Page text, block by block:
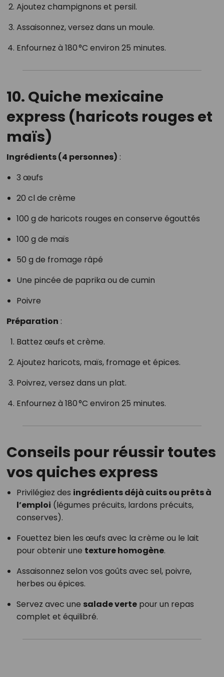
Ajoutez champignons et persil.
Assaisonnez, versez dans un moule.
Enfournez à 180 °C environ 25 minutes.
10. Quiche mexicaine
express (haricots rouges et
maïs)
Ingrédients (4 personnes) :
3 œufs
20 cl de crème
100 g de haricots rouges en conserve égouttés
100 g de maïs
50 g de fromage râpé
Une pincée de paprika ou de cumin
Poivre
Préparation :
Battez œufs et crème.
Ajoutez haricots, maïs, fromage et épices.
Poivrez, versez dans un plat.
Enfournez à 180 °C environ 25 minutes.
Conseils pour réussir toutes
vos quiches express
Privilégiez des ingrédients déjà cuits ou prêts à
l’emploi (légumes précuits, lardons précuits,
conserves).
Fouettez bien les œufs avec la crème ou le lait
pour obtenir une texture homogène.
Assaisonnez selon vos goûts avec sel, poivre,
herbes ou épices.
Servez avec une salade vertepour un repas
complet et équilibré.